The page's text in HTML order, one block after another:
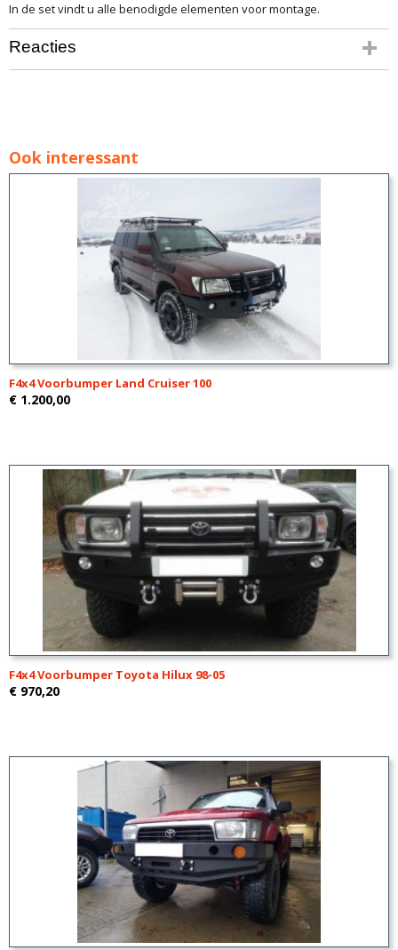
In de set vindt u alle benodigde elementen voor montage.
Reacties
Ook interessant
F4x4 Voorbumper Land Cruiser 100
€ 1.200,00
F4x4 Voorbumper Toyota Hilux 98-05
€ 970,20